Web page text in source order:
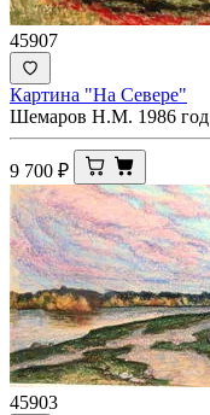
45907
Картина "На Севере"
Шемаров Н.М. 1986 год
9 700 ₽
45903